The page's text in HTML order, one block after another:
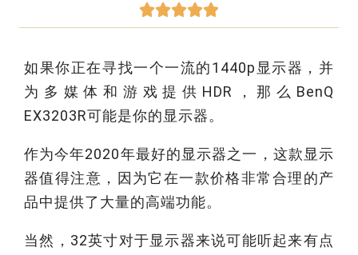

如果你正在寻找一个一流的1440p显示器，并
为多媒体和游戏提供HDR，那么BenQ
EX3203R可能是你的显示器。
作为今年2020年最好的显示器之一，这款显示
器值得注意，因为它在一款价格非常合理的产
品中提供了大量的高端功能。
当然，32英寸对于显示器来说可能听起来有点